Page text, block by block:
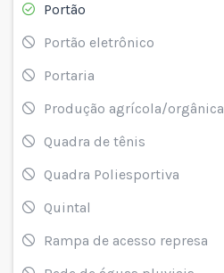
Portão
Portão eletrônico
Portaria
Produção agrícola/orgânica
Quadra de tênis
Quadra Poliesportiva
Quintal
Rampa de acesso represa